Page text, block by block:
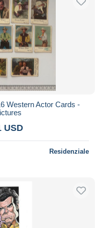
Western Actor Cards -
USD
Residenziale